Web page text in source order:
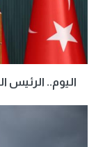
اليوم.. الرئيس